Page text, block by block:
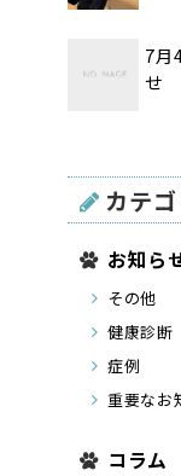
7月
せ
カテゴ
お知ら
その他
健康診断
症例
重要なお
コラム